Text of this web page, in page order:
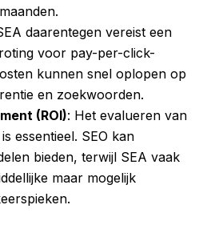
daarentegen vereist een
voor pay-per-click-
kunnen snel oplopen op
en zoekwoorden.
(ROI): Het evalueren van
essentieel. SEO kan
bieden, terwijl SEA vaak
maar mogelijk